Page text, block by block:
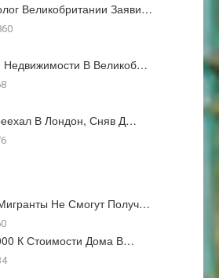
Великобритании Заяви…
Недвижимости В Великоб…
В Лондон, Сняв Д…
Не Смогут Получ…
К Стоимости Дома В…